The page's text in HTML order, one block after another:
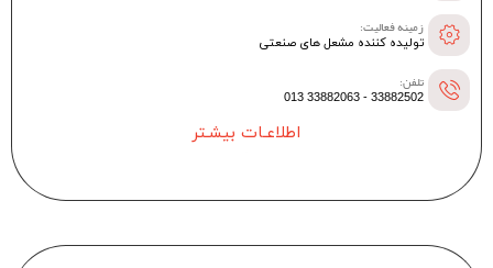
زمینه فعالیت:
تولیده کننده مشعل های صنعتی
تلفن:
33882502 - 33882063 013
اطلاعـات بیشـتر